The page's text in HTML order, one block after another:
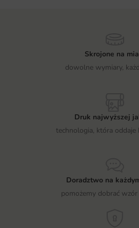
Skrojone na
dowolne wymiary,
Druk najwyższej
technologia, która oddaje
Doradztwo na
pomożemy dobrać wzór